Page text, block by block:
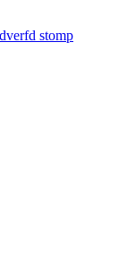
stomp